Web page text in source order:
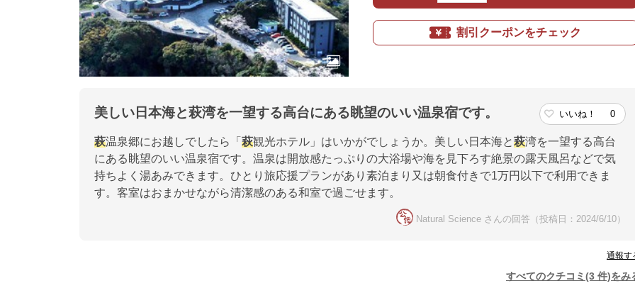
割引クーポンをチェック
美しい日本海と萩湾を一望する高台にある眺望のいい温泉宿です。 いいね！ 0
萩温泉郷にお越しでしたら「 萩観光ホテル」はいかがでしょうか。美しい日本海と萩湾を一望する高台
にある眺望のいい温泉宿です。温泉は開放感たっぷりの大浴場や海を見下ろす絶景の露天風呂などで気
持ちよく湯あみできます。ひとり旅応援プランがあり素泊まり又は朝食付きで1万円以下で利用できま
す。客室はおまかせながら清潔感のある和室で過ごせます。
Natural Science さんの回答（投稿日：2024/6/10）
通報す
すべてのクチコミ(3 件)をみ